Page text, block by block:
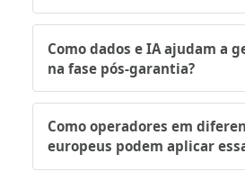
Como dados e IA ajudam a
na fase pós-garantia?
Como operadores em
europeus podem aplicar